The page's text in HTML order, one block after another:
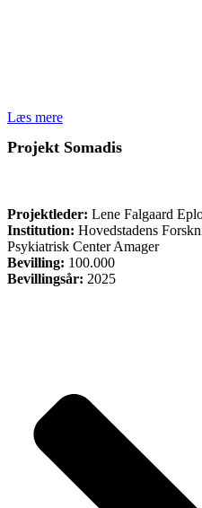
Læs mere
Projekt Somadis
Projektleder: Lene Falgaard
Institution: Hovedstadens
Psykiatrisk Center Amager
Bevilling: 100.000
Bevillingsår: 2025